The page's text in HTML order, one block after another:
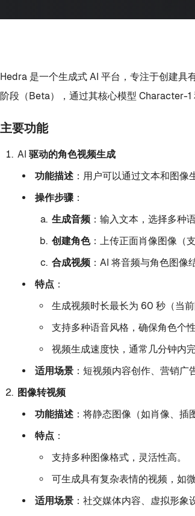
Hedra 是一个生成式 AI 平台，专注于创建具
阶段（Beta），通过其核心模型 Character-1
主要功能
AI 驱动的角色视频生成
功能描述：用户可以通过文本和图像
操作步骤：
生成音频 ：输入文本，选择多种
创建角色：上传正面肖像图像（
合成视频 ：AI 将音频与角色图像
特点 ：
生成视频时长最长为 60 秒（当前
支持多种语音风格，确保角色个性
视频生成速度快，通常几分钟内完
适用场景：短视频内容创作、营销广
图像转视频
功能描述：将静态图像（如肖像、插
特点 ：
支持多种图像格式，灵活性高。
可生成具有复杂表情的视频，如
适用场景：社交媒体内容、虚拟形象